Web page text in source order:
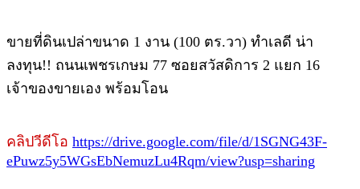
ขายที่ดินเปล่าขนาด 1 งาน (100 ตร.วา) ทำเลดี น่า
ลงทุน!! ถนนเพชรเกษม 77 ซอยสวัสดิการ 2 แยก 16
เจ้าของขายเอง พร้อมโอน
คลิปวีดีโอ https://drive.google.com/file/d/1SGNG43F-
ePuwz5y5WGsEbNemuzLu4Rqm/view?usp=sharing